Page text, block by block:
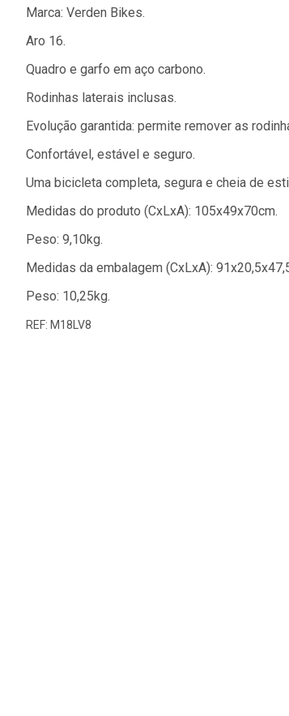
Marca: Verden Bikes.
Aro 16.
Quadro e garfo em aço carbono.
Rodinhas laterais inclusas.
Evolução garantida: permite remover as
Confortável, estável e seguro.
Uma bicicleta completa, segura e cheia de
Medidas do produto (CxLxA): 105x49x70cm.
Peso: 9,10kg.
Medidas da embalagem (CxLxA):
Peso: 10,25kg.
REF: M18LV8